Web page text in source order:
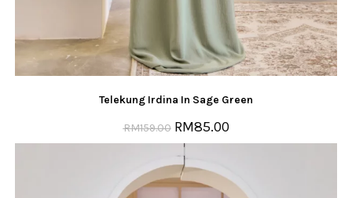
Telekung Irdina In Sage Green
RM159.00 RM85.00